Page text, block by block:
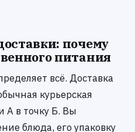
почему
питания
всё. Доставка
курьерская
А в точку Б. Вы
блюда, его упаковку